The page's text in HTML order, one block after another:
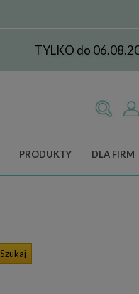
TYLKO do
PRODUKTY DLA FIRM